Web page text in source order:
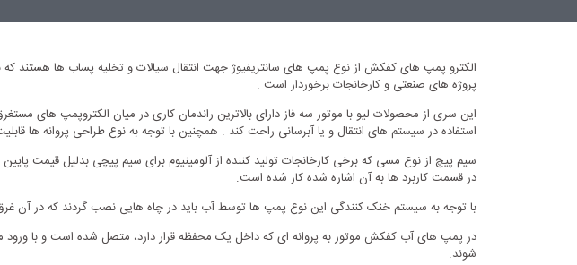
پروژه های صنعتی و کارخانجات برخوردار است .
این سری از محصولات لیو با موتور سه فاز دارای بالاترین راندمان کاری در میان الکتروپمپ های
استفاده در سیستم های انتقال و یا آبرسانی راحت کند . همچنین با توجه به نوع طراحی پروانه ها
سیم پیچ از نوع مسی که برخی کارخانجات تولید کننده از آلومینیوم برای سیم پیچی بدلیل قیمت
در قسمت کاربرد ها به آن اشاره شده کار شده است.
با توجه به سیستم خنک کنندگی این نوع پمپ ها توسط آب باید در چاه هایی نصب گردند که
در پمپ های آب کفکش موتور به پروانه ای که داخل یک محفظه قرار دارد، متصل شده است و با
شوند.